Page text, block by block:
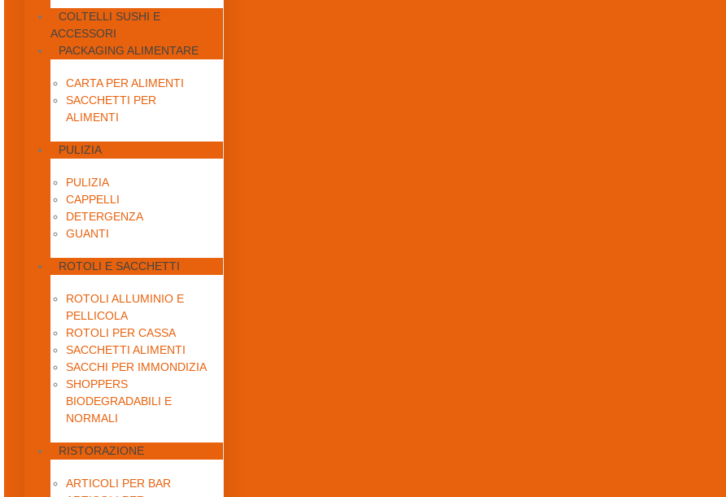
COLTELLI SUSHI E
ACCESSORI
PACKAGING ALIMENTARE
CARTA PER ALIMENTI
SACCHETTI PER
ALIMENTI
PULIZIA
PULIZIA
CAPPELLI
DETERGENZA
GUANTI
ROTOLI E SACCHETTI
ROTOLI ALLUMINIO E
PELLICOLA
ROTOLI PER CASSA
SACCHETTI ALIMENTI
SACCHI PER IMMONDIZIA
SHOPPERS
BIODEGRADABILI E
NORMALI
RISTORAZIONE
ARTICOLI PER BAR